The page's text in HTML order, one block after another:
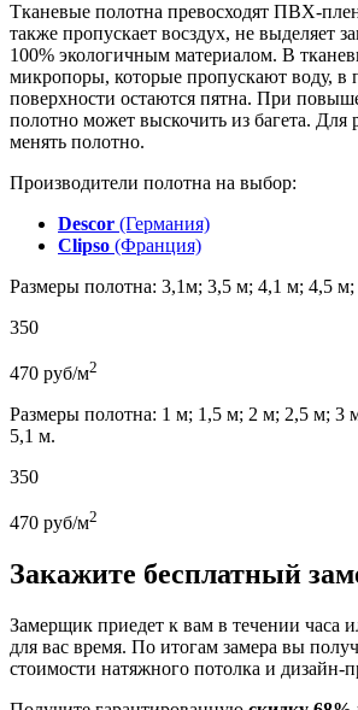
Тканевые полотна превосходят ПВХ-
также пропускает восздух, не выделяет
100% экологичным материалом. В
микропоры, которые пропускают воду, в
поверхности остаются пятна. При
полотно может выскочить из багета. Для
менять полотно.
Производители полотна на выбор:
Descor (Германия)
Clipso (Франция)
Размеры полотна: 3,1м; 3,5 м; 4,1 м; 4,5
350
470 руб/м2
Размеры полотна: 1 м; 1,5 м; 2 м; 2,5 м; 3
5,1 м.
350
470 руб/м2
Закажите бесплатный
Замерщик приедет к вам в течении часа
для вас время. По итогам замера вы
стоимости натяжного потолка и дизайн-